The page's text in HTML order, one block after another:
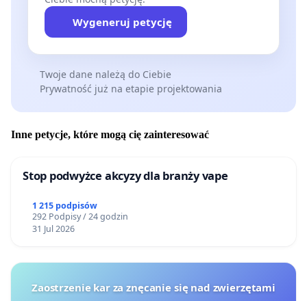
Wygeneruj petycję
Twoje dane należą do Ciebie
Prywatność już na etapie projektowania
Inne petycje, które mogą cię zainteresować
Stop podwyżce akcyzy dla branży vape
1 215 podpisów
292 Podpisy / 24 godzin
31 Jul 2026
Zaostrzenie kar za znęcanie się nad zwierzętami